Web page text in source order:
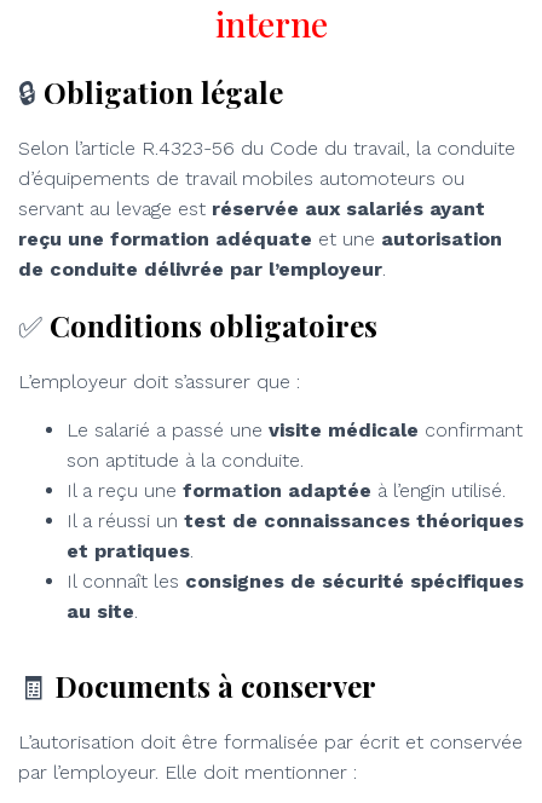
interne
🔒 Obligation légale
Selon l’article R.4323-56 du Code du travail, la conduite
d’équipements de travail mobiles automoteurs ou
servant au levage est réservée aux salariés ayant
reçu une formation adéquate et une autorisation
de conduite délivrée par l’employeur.
✅ Conditions obligatoires
L’employeur doit s’assurer que :
Le salarié a passé une visite médicale confirmant
son aptitude à la conduite.
Il a reçu une formation adaptée à l’engin utilisé.
Il a réussi un test de connaissances théoriques
et pratiques.
Il connaît les consignes de sécurité spécifiques
au site.
🧾 Documents à conserver
L’autorisation doit être formalisée par écrit et conservée
par l’employeur. Elle doit mentionner :